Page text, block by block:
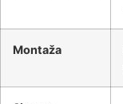
Montaža